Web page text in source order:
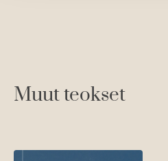
Muut teokset